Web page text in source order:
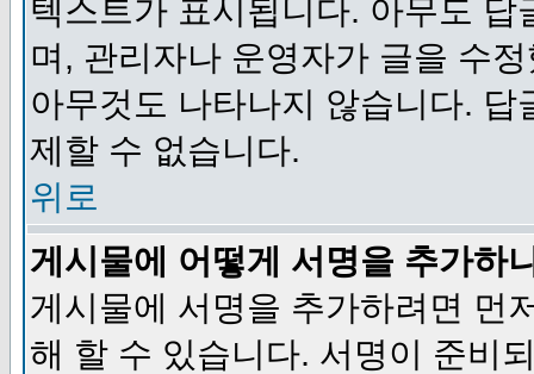
텍스트가 표시됩니다. 아무도
며, 관리자나 운영자가 글을 수
아무것도 나타나지 않습니다.
제할 수 없습니다.
위로
게시물에 어떻게 서명을 추가하
게시물에 서명을 추가하려면 먼
해 할 수 있습니다. 서명이 준비